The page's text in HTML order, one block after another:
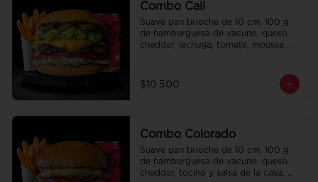
Combo Cali
Suave pan brioche de 10 cm, 100 g
de hamburguesa de vacuno, queso
cheddar, lechuga, tomate, mousse de
condimentadas, salsa de la casa de
regalo a elección y una bebida de
$10.500
Combo Colorado
Suave pan brioche de 10 cm, 100 g
de hamburguesa de vacuno, queso
cheddar, tocino y salsa de la casa.